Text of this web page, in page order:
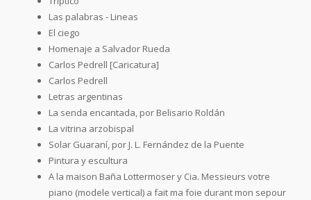
Las palabras - Lineas
El ciego
Homenaje a Salvador Rueda
Carlos Pedrell [Caricatura]
Carlos Pedrell
Letras argentinas
La senda encantada, por Belisario Roldán
La vitrina arzobispal
Solar Guaraní, por J. L. Fernández de la Puente
Pintura y escultura
A la maison Baña Lottermoser y Cia. Messieurs votre
piano (modele vertical) a fait ma foie durant mon sepour